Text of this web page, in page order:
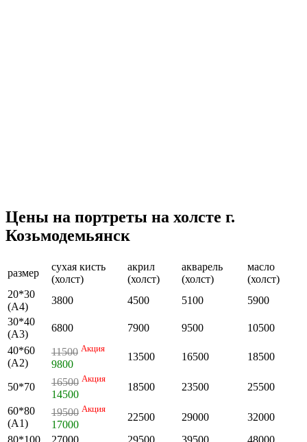
Цены на портреты на холсте г.
Козьмодемьянск
размер
сухая кисть
(холст)
акрил
(холст)
акварель
(холст)
масло
(холст)
20*30
(А4)
3800 4500 5100
5900
30*40
(А3)
6800 7900 9500
10500
40*60
(А2)
11500 Акция
9800
13500 16500 18500
50*70 16500 Акция
14500
18500 23500 25500
60*80
(А1)
19500 Акция
17000
22500 29000
32000
80*100
27000 29500 39500 48000